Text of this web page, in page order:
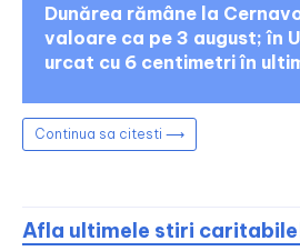
Dunărea rămâne la
valoare ca pe 3 august; în
urcat cu 6 centimetri în
Continua sa citesti ⟶
Afla ultimele stiri